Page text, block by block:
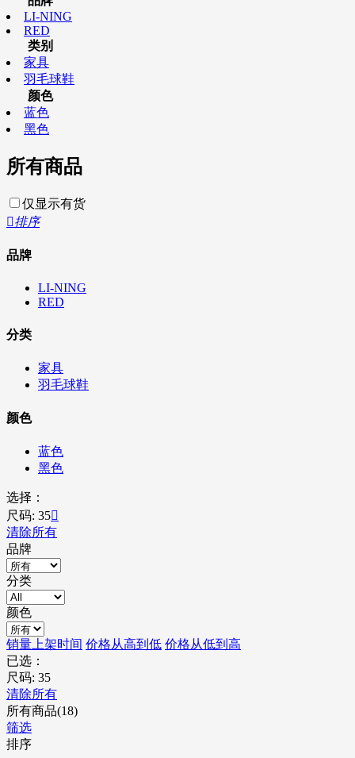
LI-NING
RED
类别
家具
羽毛球鞋
颜色
蓝色
黑色
所有商品
仅显示有货
排序
品牌
LI-NING
RED
分类
家具
羽毛球鞋
颜色
蓝色
黑色
选择：
尺码: 35
清除所有
品牌
分类
颜色
销量上架时间 价格从高到低 价格从低到高
已选：
尺码: 35
清除所有
所有商品(18)
筛选
排序